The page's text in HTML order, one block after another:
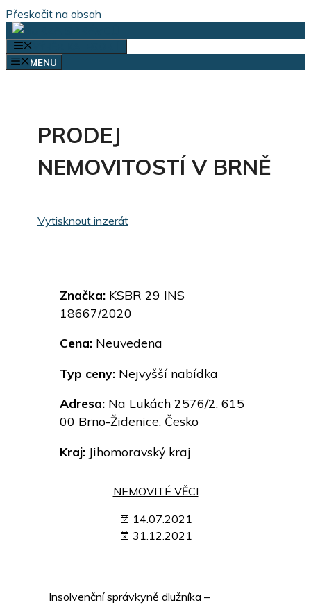
Přeskočit na obsah
MENU
PRODEJ
NEMOVITOSTÍ V BRNĚ
Vytisknout inzerát
Značka: KSBR 29 INS
18667/2020
Cena: Neuvedena
Typ ceny: Nejvyšší nabídka
Adresa: Na Lukách 2576/2, 615
00 Brno-Židenice, Česko
Kraj: Jihomoravský kraj
NEMOVITÉ VĚCI
14.07.2021
31.12.2021
Insolvenční správkyně dlužníka –